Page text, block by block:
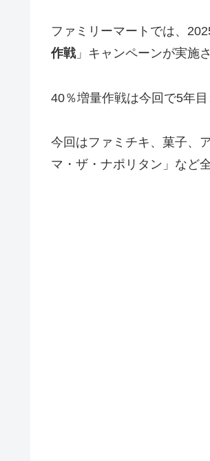
ファミリーマートでは、
作戦」キャンペーンが実施
40％増量作戦は今回で5年
今回はファミチキ、菓子、
マ・ザ・ナポリタン」など